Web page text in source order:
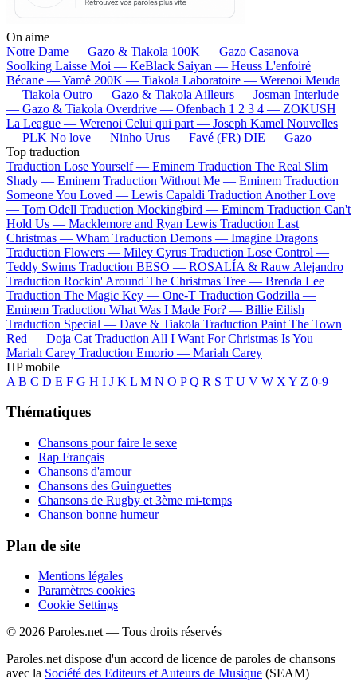
On aime
Notre Dame — Gazo & Tiakola 100K — Gazo Casanova —
Soolking Laisse Moi — KeBlack Saiyan — Heuss L'enfoiré
Bécane —Yamê 200K — Tiakola Laboratoire — Werenoi Meuda
— Tiakola Outro — Gazo & Tiakola Ailleurs — Josman Interlude
— Gazo & Tiakola Overdrive — Ofenbach 1 2 3 4 — ZOKUSH
La League — Werenoi Celui qui part — Joseph Kamel Nouvelles
— PLK No love — Ninho Urus — Favé (FR) DIE — Gazo
Top traduction
Traduction Lose Yourself — Eminem Traduction The Real Slim
Shady — Eminem Traduction Without Me — Eminem Traduction
Someone You Loved — Lewis Capaldi Traduction Another Love
— Tom Odell Traduction Mockingbird — Eminem Traduction Can't
Hold Us — Macklemore and Ryan Lewis Traduction Last
Christmas — Wham Traduction Demons — Imagine Dragons
Traduction Flowers — Miley Cyrus Traduction Lose Control —
Teddy Swims Traduction BESO — ROSALÍA & Rauw Alejandro
Traduction Rockin' Around The Christmas Tree — Brenda Lee
Traduction The Magic Key — One-T Traduction Godzilla —
Eminem Traduction What Was I Made For? — Billie Eilish
Traduction Special — Dave & Tiakola Traduction Paint The Town
Red — Doja Cat Traduction All I Want For Christmas Is You —
Mariah Carey Traduction Emorio — Mariah Carey
HP mobile
A B C D E F G H I J K L M N O P Q R S T U V W X Y Z 0-9
Thématiques
Chansons pour faire le sexe
Rap Français
Chansons d'amour
Chansons des Guinguettes
Chansons de Rugby et 3ème mi-temps
Chanson bonne humeur
Plan de site
Mentions légales
Paramètres cookies
Cookie Settings
© 2026 Paroles.net — Tous droits réservés
Paroles.net dispose d'un accord de licence de paroles de chansons
avec la Société des Editeurs et Auteurs de Musique (SEAM)